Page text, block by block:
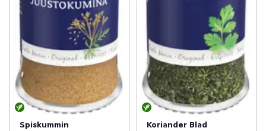
Spiskummin
Koriander Blad